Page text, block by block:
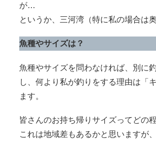
が…
というか、三河湾（特に私の場合は
魚種やサイズは？
魚種やサイズを問わなければ、別に
し、何より私が釣りをする理由は「
ます。
皆さんのお持ち帰りサイズってどの
これは地域差もあるかと思いますが